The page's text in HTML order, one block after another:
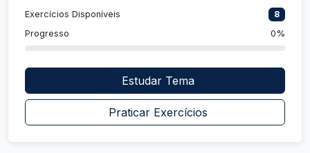
Exercícios Disponíveis
8
Progresso
0%
Estudar Tema
Praticar Exercícios